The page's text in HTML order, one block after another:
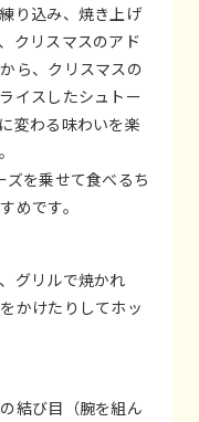
り込み、焼き上げ
クリスマスのアド
ら、クリスマスの
イスしたシュトー
変わる味わいを楽
ズを乗せて食べるち
めです。
グリルで焼かれ
かけたりしてホッ
結び目（腕を組ん